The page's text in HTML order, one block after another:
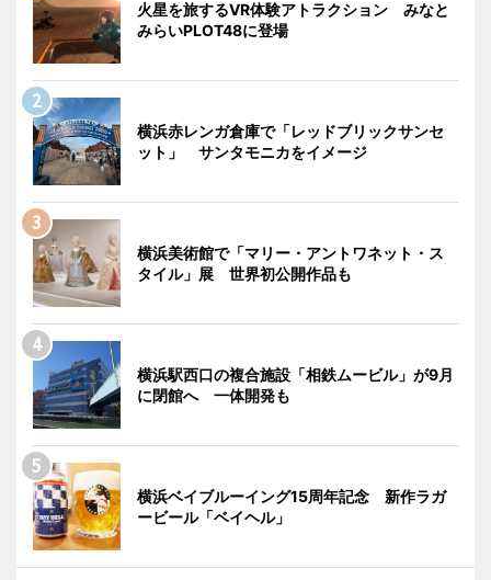
火星を旅するVR体験アトラクション みなと
みらいPLOT48に登場
横浜赤レンガ倉庫で「レッドブリックサンセ
ット」 サンタモニカをイメージ
横浜美術館で「マリー・アントワネット・ス
タイル」展 世界初公開作品も
横浜駅西口の複合施設「相鉄ムービル」が9月
に閉館へ 一体開発も
横浜ベイブルーイング15周年記念 新作ラガ
ービール「ベイヘル」